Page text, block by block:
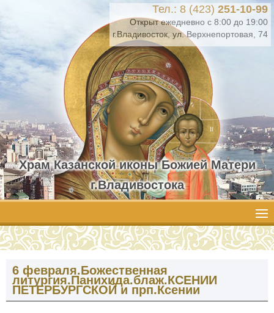
Тел.: 8 (423) 251-10-99
Открыт ежедневно с 8:00 до 19:00
г.Владивосток, ул. Верхнепортовая, 74
Храм Казанской иконы Божией Матери
г.Владивостока
6 февраля.Божественная
литургия.Панихида.блаж.КСЕНИИ
ПЕТЕРБУРГСКОЙ и прп.Ксении